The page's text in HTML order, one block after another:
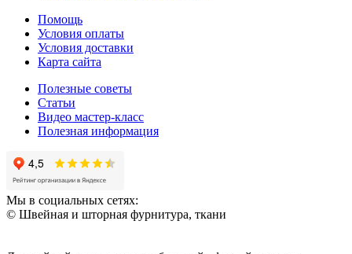
Помощь
Условия оплаты
Условия доставки
Карта сайта
Полезные советы
Статьи
Видео мастер-класс
Полезная информация
Мы в социальных сетях:
© Швейная и шторная фурнитура, ткани